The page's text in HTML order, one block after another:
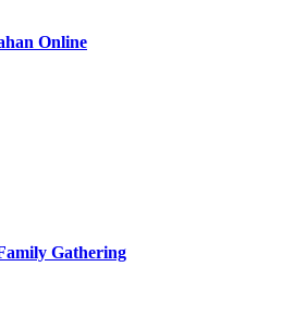
Online
Gathering